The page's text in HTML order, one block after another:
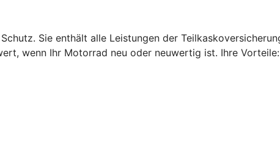
Sie enthält alle Leistungen der
wenn Ihr Motorrad neu oder neuwertig ist. Ihre Vorteile: